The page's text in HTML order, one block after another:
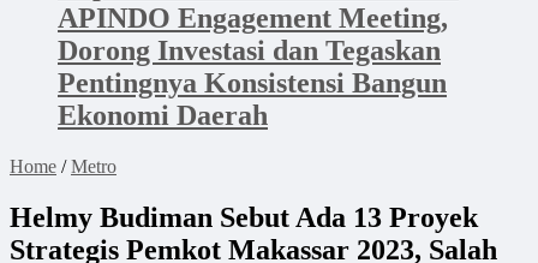
APINDO Engagement Meeting,
Dorong Investasi dan Tegaskan
Pentingnya Konsistensi Bangun
Ekonomi Daerah
Home /Metro
Helmy Budiman Sebut Ada 13 Proyek
Strategis Pemkot Makassar 2023, Salah